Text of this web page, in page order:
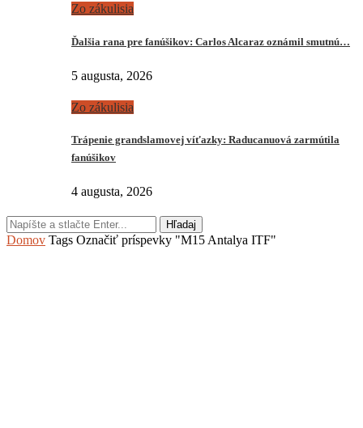
Zo zákulisia
Ďalšia rana pre fanúšikov: Carlos Alcaraz oznámil smutnú…
5 augusta, 2026
Zo zákulisia
Trápenie grandslamovej víťazky: Raducanuová zarmútila
fanúšikov
4 augusta, 2026
Hľadaj
Domov Tags Označiť príspevky "M15 Antalya ITF"